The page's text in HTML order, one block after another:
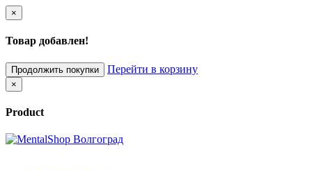
×
Товар добавлен!
Продолжить покупки Перейти в корзину
×
Product